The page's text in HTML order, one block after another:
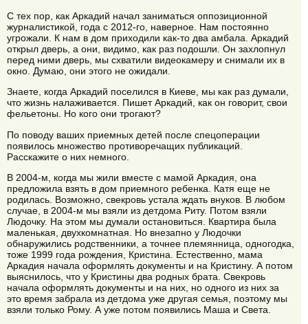
С тех пор, как Аркадий начал заниматься оппозиционной
журналистикой, года с 2012-го, наверное. Нам постоянно
угрожали. К нам в дом приходили как-то два амбала. Аркадий
открыл дверь, а они, видимо, как раз подошли. Он захлопнул
перед ними дверь, мы схватили видеокамеру и снимали их в
окно. Думаю, они этого не ожидали.
Знаете, когда Аркадий поселился в Киеве, мы как раз думали,
что жизнь налаживается. Пишет Аркадий, как он говорит, свои
фельетоны. Но кого они трогают?
По поводу ваших приемных детей после спецоперации
появилось множество противоречащих публикаций.
Расскажите о них немного.
В 2004-м, когда мы жили вместе с мамой Аркадия, она
предложила взять в дом приемного ребенка. Катя еще не
родилась. Возможно, свекровь устала ждать внуков. В любом
случае, в 2004-м мы взяли из детдома Риту. Потом взяли
Людочку. На этом мы думали остановиться. Квартира была
маленькая, двухкомнатная. Но внезапно у Людочки
обнаружились родственники, а точнее племянница, одногодка,
тоже 1999 года рождения, Кристина. Естественно, мама
Аркадия начала оформлять документы и на Кристину. А потом
выяснилось, что у Кристины два родных брата. Свекровь
начала оформлять документы и на них, но одного из них за
это время забрала из детдома уже другая семья, поэтому мы
взяли только Рому. А уже потом появились Маша и Света.